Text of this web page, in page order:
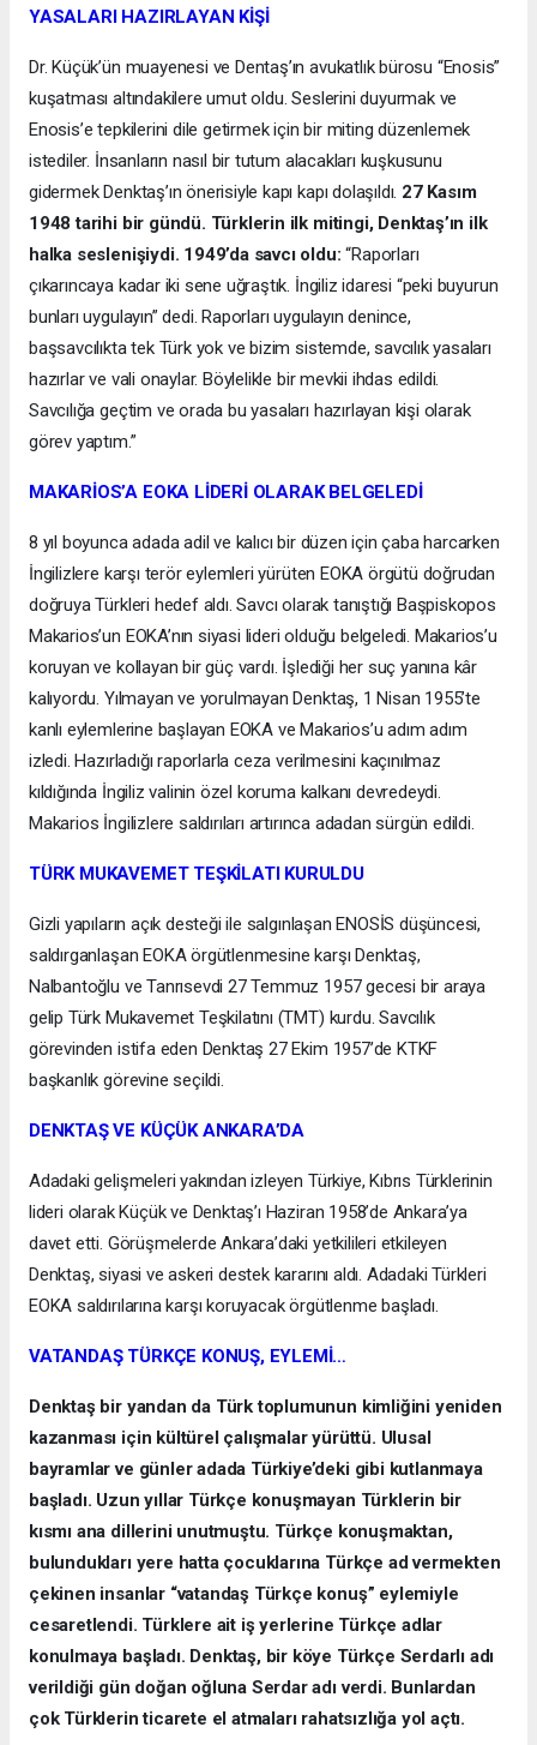
YASALARI HAZIRLAYAN KİŞİ
Dr. Küçük’ün muayenesi ve Dentaş’ın avukatlık bürosu “Enosis”
kuşatması altındakilere umut oldu. Seslerini duyurmak ve
Enosis’e tepkilerini dile getirmek için bir miting düzenlemek
istediler. İnsanların nasıl bir tutum alacakları kuşkusunu
gidermek Denktaş’ın önerisiyle kapı kapı dolaşıldı. 27 Kasım
1948 tarihi bir gündü. Türklerin ilk mitingi, Denktaş’ın ilk
halka seslenişiydi. 1949’da savcı oldu:“Raporları
çıkarıncaya kadar iki sene uğraştık. İngiliz idaresi “peki buyurun
bunları uygulayın” dedi. Raporları uygulayın denince,
başsavcılıkta tek Türk yok ve bizim sistemde, savcılık yasaları
hazırlar ve vali onaylar. Böylelikle bir mevkii ihdas edildi.
Savcılığa geçtim ve orada bu yasaları hazırlayan kişi olarak
görev yaptım.”
MAKARİOS’A EOKA LİDERİ OLARAK BELGELEDİ
8 yıl boyunca adada adil ve kalıcı bir düzen için çaba harcarken
İngilizlere karşı terör eylemleri yürüten EOKA örgütü doğrudan
doğruya Türkleri hedef aldı. Savcı olarak tanıştığı Başpiskopos
Makarios’un EOKA’nın siyasi lideri olduğu belgeledi. Makarios’u
koruyan ve kollayan bir güç vardı. İşlediği her suç yanına kâr
kalıyordu. Yılmayan ve yorulmayan Denktaş, 1 Nisan 1955’te
kanlı eylemlerine başlayan EOKA ve Makarios’u adım adım
izledi. Hazırladığı raporlarla ceza verilmesini kaçınılmaz
kıldığında İngiliz valinin özel koruma kalkanı devredeydi.
Makarios İngilizlere saldırıları artırınca adadan sürgün edildi.
TÜRK MUKAVEMET TEŞKİLATI KURULDU
Gizli yapıların açık desteği ile salgınlaşan ENOSİS düşüncesi,
saldırganlaşan EOKA örgütlenmesine karşı Denktaş,
Nalbantoğlu ve Tanrısevdi 27 Temmuz 1957 gecesi bir araya
gelip Türk Mukavemet Teşkilatını (TMT) kurdu. Savcılık
görevinden istifa eden Denktaş 27 Ekim 1957’de KTKF
başkanlık görevine seçildi.
DENKTAŞ VE KÜÇÜK ANKARA’DA
Adadaki gelişmeleri yakından izleyen Türkiye, Kıbrıs Türklerinin
lideri olarak Küçük ve Denktaş’ı Haziran 1958’de Ankara’ya
davet etti. Görüşmelerde Ankara’daki yetkilileri etkileyen
Denktaş, siyasi ve askeri destek kararını aldı. Adadaki Türkleri
EOKA saldırılarına karşı koruyacak örgütlenme başladı.
VATANDAŞ TÜRKÇE KONUŞ, EYLEMİ…
Denktaş bir yandan da Türk toplumunun kimliğini yeniden
kazanması için kültürel çalışmalar yürüttü. Ulusal
bayramlar ve günler adada Türkiye’deki gibi kutlanmaya
başladı. Uzun yıllar Türkçe konuşmayan Türklerin bir
kısmı ana dillerini unutmuştu. Türkçe konuşmaktan,
bulundukları yere hatta çocuklarına Türkçe ad vermekten
çekinen insanlar “vatandaş Türkçe konuş” eylemiyle
cesaretlendi. Türklere ait iş yerlerine Türkçe adlar
konulmaya başladı. Denktaş, bir köye Türkçe Serdarlı adı
verildiği gün doğan oğluna Serdar adı verdi. Bunlardan
çok Türklerin ticarete el atmaları rahatsızlığa yol açtı.